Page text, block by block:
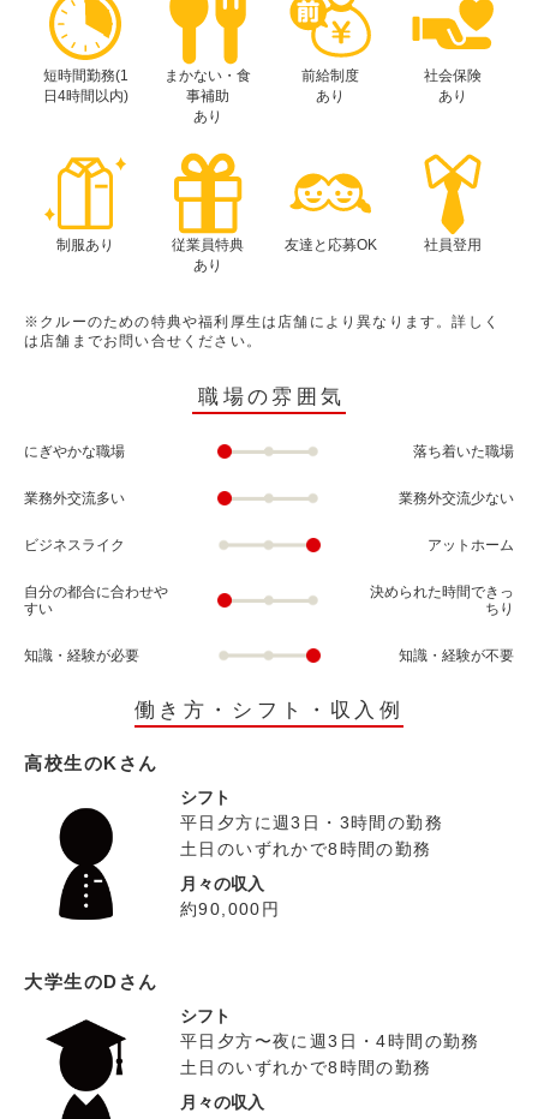
短時間勤務(1
日4時間以内)
まかない・食
事補助
あり
前給制度
あり
社会保険
あり
制服あり
従業員特典
あり
友達と応募OK 社員登用
※クルーのための特典や福利厚生は店舗により異なります。詳しく
は店舗までお問い合せください。
職場の雰囲気
にぎやかな職場 落ち着いた職場
業務外交流多い 業務外交流少ない
ビジネスライク アットホーム
自分の都合に合わせや
すい
決められた時間できっ
ちり
知識・経験が必要 知識・経験が不要
働き方・シフト・収入例
高校生のKさん
シフト
平日夕方に週3日・3時間の勤務
土日のいずれかで8時間の勤務
月々の収入
約90,000円
大学生のDさん
シフト
平日夕方〜夜に週3日・4時間の勤務
土日のいずれかで8時間の勤務
月々の収入